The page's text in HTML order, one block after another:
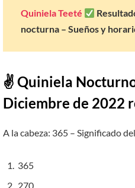
Quiniela Teeté
nocturna – Sueños y
✌ Quiniela
Diciembre de 2022
A la cabeza: 365 – Significado
365
270